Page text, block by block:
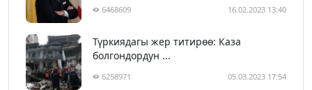
6468609 16.02.2023 13:40
Түркиядагы жер титирөө: Каза
болгондордун ...
6258971 05.03.2023 17:54